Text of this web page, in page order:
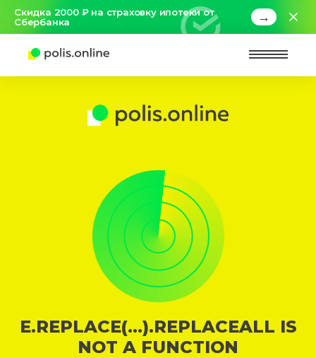
Скидка 2000 ₽ на страховку ипотеки от
Сбербанка
→
E.REPLACE(...).REPLACEALL IS
NOT A FUNCTION